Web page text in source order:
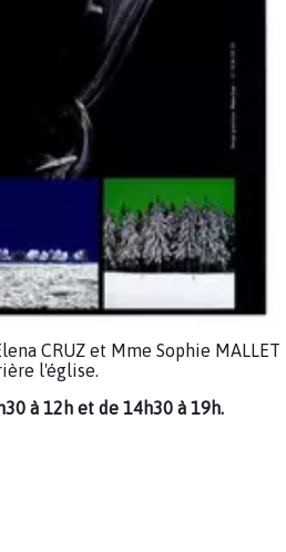
CRUZ et Mme Sophie MALLET
l'église.
à 12h et de 14h30 à 19h.